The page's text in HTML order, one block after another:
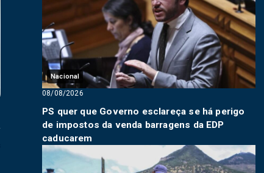
Nacional
08/08/2026
PS quer que Governo esclareça se há perigo
de impostos da venda barragens da EDP
caducarem